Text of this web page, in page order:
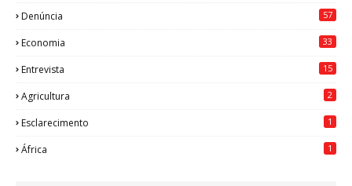
Denúncia 57
Economia 33
Entrevista 15
Agricultura 2
Esclarecimento 1
África 1